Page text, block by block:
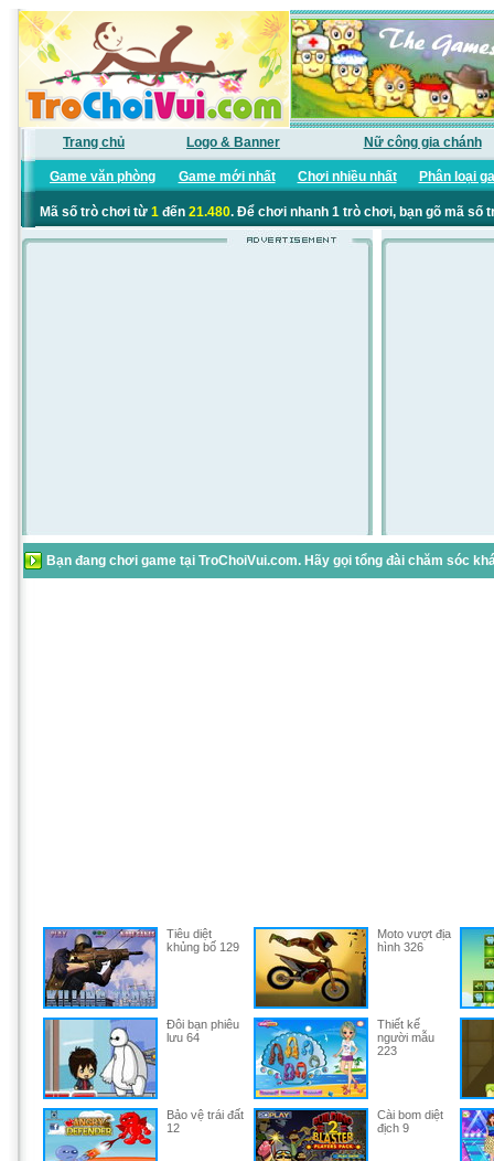
Trang chủ Logo & Banner Nữ công gia chánh
Game văn phòng Game mới nhất Chơi nhiều nhất Phân loại
Mã số trò chơi từ 1đến 21.480. Để chơi nhanh 1 trò chơi, bạn gõ mã số
Bạn đang chơi game tại TroChoiVui.com. Hãy gọi tổng đài chăm sóc
Tiêu diệt
khủng bố 129
Moto vượt địa
hình 326
Đôi bạn phiêu
lưu 64
Thiết kế
người mẫu
223
Bảo vệ trái đất
12
Cài bom diệt
địch 9